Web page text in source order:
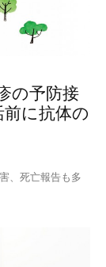
の予防接
に抗体の
、死亡報告も多